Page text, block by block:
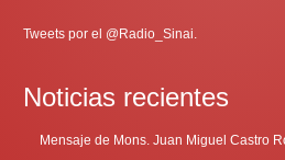
Tweets por el @Radio_Sinai.
Noticias recientes